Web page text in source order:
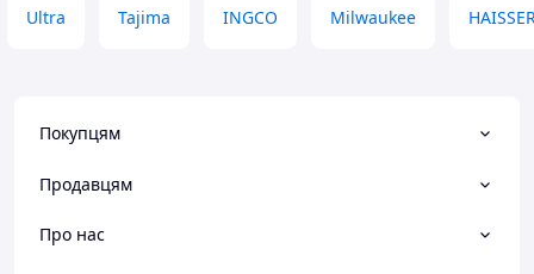
Ultra Tajima INGCO Milwaukee
Покупцям
Продавцям
Про нас